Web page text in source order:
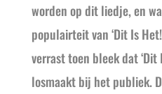
worden op dit liedje, en
populairteit van ‘Dit Is
verrast toen bleek dat ‘Dit
losmaakt bij het publiek.